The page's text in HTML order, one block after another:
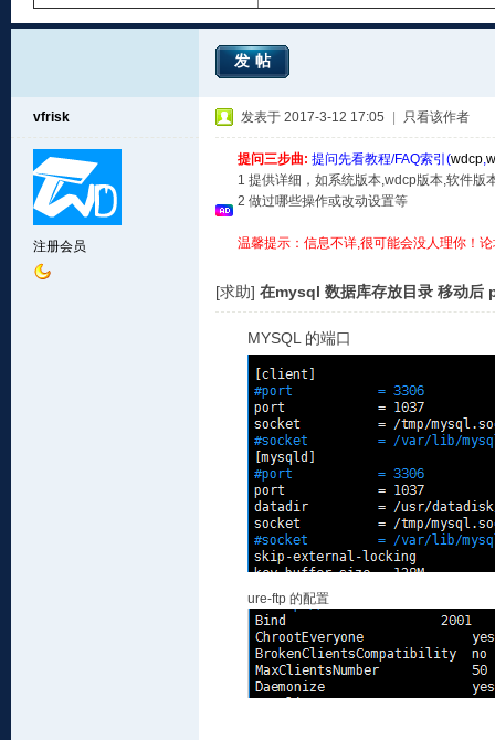
发帖
vfrisk
注册会员
发表于 2017-3-12 17:05 只看该作者
提问三步曲: 提问先看教程/FAQ索引(wdcp,
1 提供详细，如系统版本,wdcp版本,软件版
2 做过哪些操作或改动设置等
温馨提示：信息不详,很可能会没人理你！
[求助] 在mysql 数据库存放目录 移动后
MYSQL 的端口
ure-ftp 的配置